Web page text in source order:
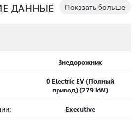
Показать больше
ДАННЫЕ
Внедорожник
0 Electric EV (Полный
привод) (279 kW)
Executive